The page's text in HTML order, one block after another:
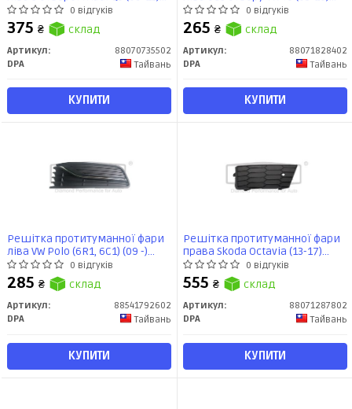
(88070735502) DPA
0 відгуків
375 ₴ склад
Артикул:
88070735502
DPA
Тайвань
КУПИТИ
(88071828402) DPA
0 відгуків
265 ₴ склад
Артикул:
88071828402
DPA
Тайвань
КУПИТИ
Решітка протитуманної фари
ліва VW Polo (6R1, 6C1) (09 -)
(88541792602) DPA
0 відгуків
285 ₴ склад
Артикул:
88541792602
DPA
Тайвань
КУПИТИ
Решітка протитуманної фари
права Skoda Octavia (13-17)
(88071287802) DPA
0 відгуків
555 ₴ склад
Артикул:
88071287802
DPA
Тайвань
КУПИТИ